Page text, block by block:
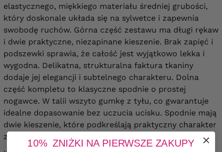
elastycznego, miękkiego materiału średniej grubości,
który doskonale układa się na sylwetce i zapewnia
swobodę ruchów. Górna część zestawu ma długi rękaw
i dwie praktyczne, niezapinane kieszenie. Brak zapięć i
podszewki sprawia, że całość jest wyjątkowo lekka i
wygodna. Delikatna, strukturalna faktura tkaniny
dodaje jej elegancji i subtelnego charakteru. Dolna
część kompletu to klasyczne spodnie o prostej
nogawce. W talii wszyto gumkę z tyłu, co gwarantuje
idealne dopasowanie bez uczucia ucisku. Spodnie mają
dwie kieszenie, które podkreślają praktyczny charakter
zestawu.
Produkt uszyto w Polsce.
10% ZNIŻKI NA PIERWSZE ZAKUPY